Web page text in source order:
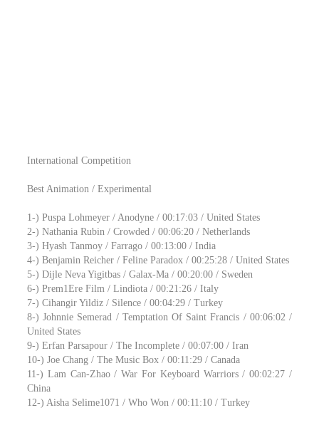
International Competition
Best Animation / Experimental
1-) Puspa Lohmeyer / Anodyne / 00:17:03 / United States
2-) Nathania Rubin / Crowded / 00:06:20 / Netherlands
3-) Hyash Tanmoy / Farrago / 00:13:00 / India
4-) Benjamin Reicher / Feline Paradox / 00:25:28 / United States
5-) Dijle Neva Yigitbas / Galax-Ma / 00:20:00 / Sweden
6-) Prem1Ere Film / Lindiota / 00:21:26 / Italy
7-) Cihangir Yildiz / Silence / 00:04:29 / Turkey
8-) Johnnie Semerad / Temptation Of Saint Francis / 00:06:02 /
United States
9-) Erfan Parsapour / The Incomplete / 00:07:00 / Iran
10-) Joe Chang / The Music Box / 00:11:29 / Canada
11-) Lam Can-Zhao / War For Keyboard Warriors / 00:02:27 /
China
12-) Aisha Selime1071 / Who Won / 00:11:10 / Turkey